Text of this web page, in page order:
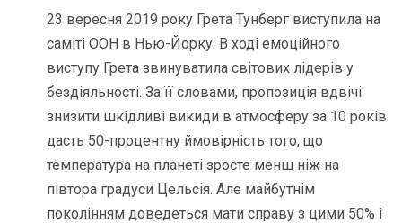
23 вересня 2019 року Грета Тунберг виступила на
саміті ООН в Нью-Йорку. В ході емоційного
виступу Грета звинуватила світових лідерів у
бездіяльності. За її словами, пропозиція вдвічі
знизити шкідливі викиди в атмосферу за 10 років
дасть 50-процентну ймовірність того, що
температура на планеті зросте менш ніж на
півтора градуси Цельсія. Але майбутнім
поколінням доведеться мати справу з цими 50% і